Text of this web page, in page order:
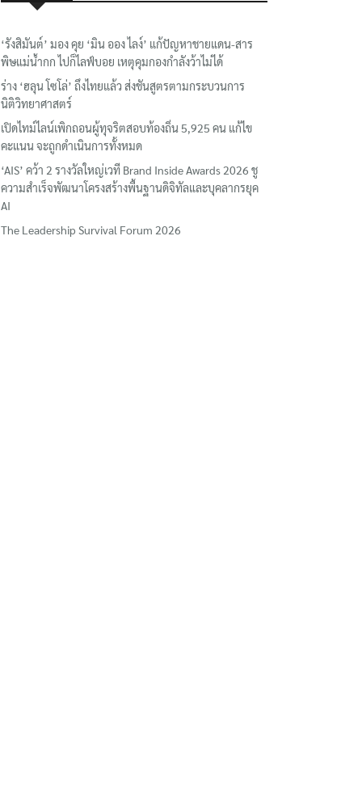
‘รังสิมันต์’ มอง คุย ‘มิน ออง ไลง์’ แก้ปัญหาชายแดน-สาร
พิษแม่น้ำกก ไปก็ไลฟ์บอย เหตุคุมกองกำลังว้าไม่ได้
ร่าง ‘ฮลุน โซโล่’ ถึงไทยแล้ว ส่งชันสูตรตามกระบวนการ
นิติวิทยาศาสตร์
เปิดไทม์ไลน์เพิกถอนผู้ทุจริตสอบท้องถิ่น 5,925 คน แก้ไข
คะแนน จะถูกดำเนินการทั้งหมด
‘AIS’ คว้า 2 รางวัลใหญ่เวที Brand Inside Awards 2026 ชู
ความสำเร็จพัฒนาโครงสร้างพื้นฐานดิจิทัลและบุคลากรยุค
AI
The Leadership Survival Forum 2026